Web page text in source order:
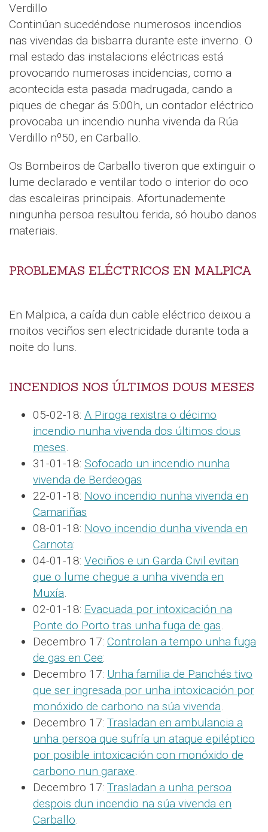
Verdillo
Continúan sucedéndose numerosos incendios
nas vivendas da bisbarra durante este inverno. O
mal estado das instalacions eléctricas está
provocando numerosas incidencias, como a
acontecida esta pasada madrugada, cando a
piques de chegar ás 5:00h, un contador eléctrico
provocaba un incendio nunha vivenda da Rúa
Verdillo nº50, en Carballo.
Os Bombeiros de Carballo tiveron que extinguir o
lume declarado e ventilar todo o interior do oco
das escaleiras principais. Afortunademente
ningunha persoa resultou ferida, só houbo danos
materiais.
PROBLEMAS ELÉCTRICOS EN MALPICA
En Malpica, a caída dun cable eléctrico deixou a
moitos veciños sen electricidade durante toda a
noite do luns.
INCENDIOS NOS ÚLTIMOS DOUS MESES
05-02-18: A Piroga rexistra o décimo
incendio nunha vivenda dos últimos dous
meses.
31-01-18: Sofocado un incendio nunha
vivenda de Berdeogas
22-01-18: Novo incendio nunha vivenda en
Camariñas
08-01-18: Novo incendio dunha vivenda en
Carnota:
04-01-18: Veciños e un Garda Civil evitan
que o lume chegue a unha vivenda en
Muxía.
02-01-18: Evacuada por intoxicación na
Ponte do Porto tras unha fuga de gas.
Decembro 17: Controlan a tempo unha fuga
de gas en Cee:
Decembro 17: Unha familia de Panchés tivo
que ser ingresada por unha intoxicación por
monóxido de carbono na súa vivenda.
Decembro 17: Trasladan en ambulancia a
unha persoa que sufría un ataque epiléptico
por posible intoxicación con monóxido de
carbono nun garaxe.
Decembro 17: Trasladan a unha persoa
despois dun incendio na súa vivenda en
Carballo.